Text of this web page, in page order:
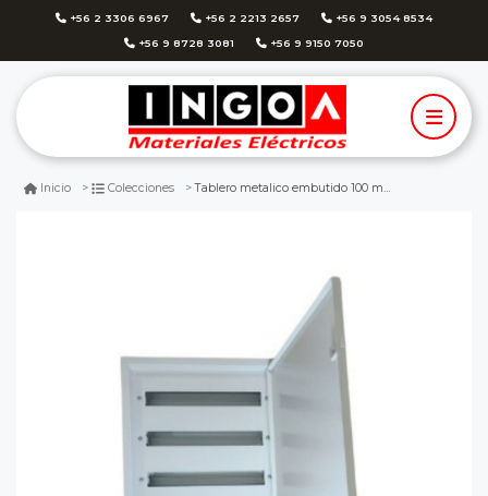
+56 2 3306 6967 +56 2 2213 2657 +56 9 3054 8534
+56 9 8728 3081 +56 9 9150 7050
Inicio Colecciones Tablero metalico embutido 100 modulos ip41 ral7035